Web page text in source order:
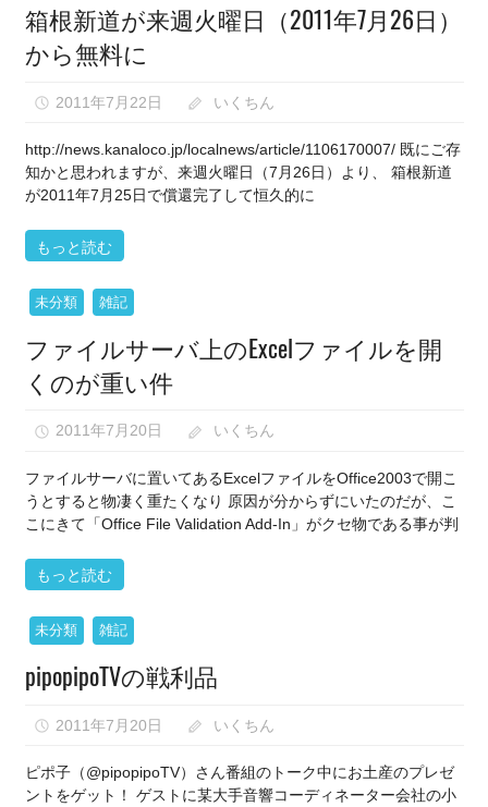
箱根新道が来週火曜日（2011年7月26日）
から無料に
2011年7月22日 いくちん
http://news.kanaloco.jp/localnews/article/1106170007/ 既にご存
知かと思われますが、来週火曜日（7月26日）より、 箱根新道
が2011年7月25日で償還完了して恒久的に
もっと読む
未分類 雑記
ファイルサーバ上のExcelファイルを開
くのが重い件
2011年7月20日 いくちん
ファイルサーバに置いてあるExcelファイルをOffice2003で開こ
うとすると物凄く重たくなり 原因が分からずにいたのだが、こ
こにきて「Office File Validation Add-In」がクセ物である事が判
もっと読む
未分類 雑記
pipopipoTVの戦利品
2011年7月20日 いくちん
ピポ子（@pipopipoTV）さん番組のトーク中にお土産のプレゼ
ントをゲット！ ゲストに某大手音響コーディネーター会社の小